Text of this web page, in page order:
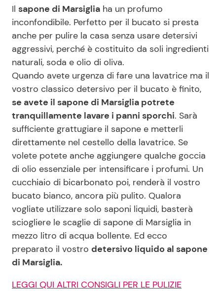
Viaggi e Turismo
Festività
Ricette Feste
Ricette per Bambini
Seguici
Info
Chi siamo
Disclaimer e Privacy
Redazione
Contattaci
Pubblicità
Privacy Policy
Il sapone di Marsiglia ha un profumo
inconfondibile. Perfetto per il bucato si presta
anche per pulire la casa senza usare detersivi
aggressivi, perché è costituito da soli ingredienti
naturali, soda e olio di oliva.
Quando avete urgenza di fare una lavatrice ma il
vostro classico detersivo per il bucato è finito,
se avete il sapone di Marsiglia potrete
tranquillamente lavare i panni sporchi. Sarà
sufficiente grattugiare il sapone e metterli
direttamente nel cestello della lavatrice. Se
volete potete anche aggiungere qualche goccia
di olio essenziale per intensificare i profumi. Un
cucchiaio di bicarbonato poi, renderà il vostro
bucato bianco, ancora più pulito. Qualora
vogliate utilizzare solo saponi liquidi, basterà
sciogliere le scaglie di sapone di Marsiglia in
mezzo litro di acqua bollente. Ed ecco
preparato il vostro detersivo liquido al sapone
di Marsiglia.
LEGGI QUI ALTRI CONSIGLI PER LE PULIZIE